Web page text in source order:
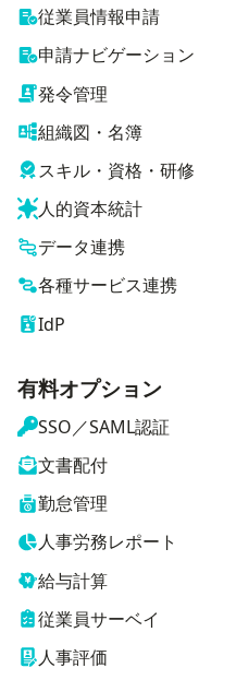
従業員情報申請
申請ナビゲーション
発令管理
組織図・名簿
スキル・資格・研修
人的資本統計
データ連携
各種サービス連携
IdP
有料オプション
SSO／SAML認証
文書配付
勤怠管理
人事労務レポート
給与計算
従業員サーベイ
人事評価